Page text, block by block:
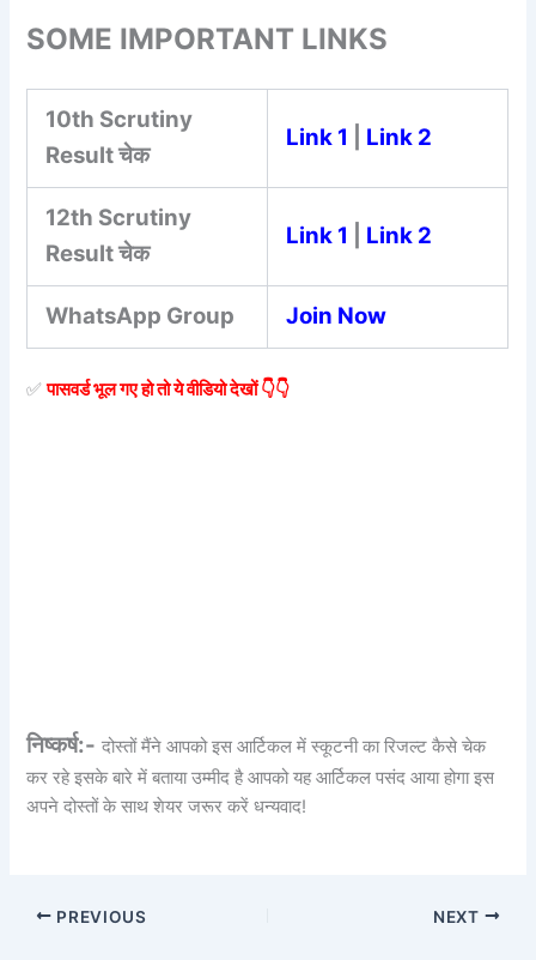
SOME IMPORTANT LINKS
10th Scrutiny
Result चेक
Link 1 Link 2
12th Scrutiny
Result चेक
Link 1 Link 2
WhatsApp Group Join Now
✅️पासवर्ड भूल गए हो तो ये वीडियो देखों 👇👇
निष्कर्ष:- दोस्तों मैंने आपको इस आर्टिकल में स्कूटनी का रिजल्ट कैसे चेक
कर रहे इसके बारे में बताया उम्मीद है आपको यह आर्टिकल पसंद आया होगा इस
अपने दोस्तों के साथ शेयर जरूर करें धन्यवाद!
PREVIOUS NEXT